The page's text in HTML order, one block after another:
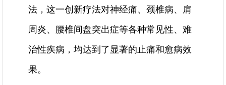
法，这一创新疗法对神经痛、颈椎病、肩
周炎、腰椎间盘突出症等各种常见性、难
治性疾病，均达到了显著的止痛和愈病效
果。